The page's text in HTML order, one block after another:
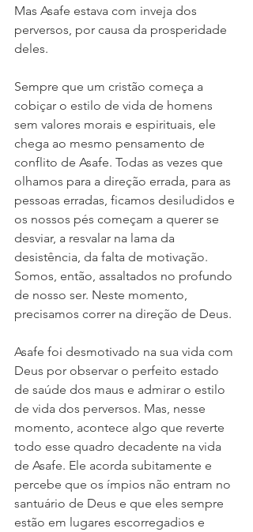
Mas Asafe estava com inveja dos
perversos, por causa da prosperidade
deles.
Sempre que um cristão começa a
cobiçar o estilo de vida de homens
sem valores morais e espirituais, ele
chega ao mesmo pensamento de
conflito de Asafe. Todas as vezes que
olhamos para a direção errada, para as
pessoas erradas, ficamos desiludidos e
os nossos pés começam a querer se
desviar, a resvalar na lama da
desistência, da falta de motivação.
Somos, então, assaltados no profundo
de nosso ser. Neste momento,
precisamos correr na direção de Deus.
Asafe foi desmotivado na sua vida com
Deus por observar o perfeito estado
de saúde dos maus e admirar o estilo
de vida dos perversos. Mas, nesse
momento, acontece algo que reverte
todo esse quadro decadente na vida
de Asafe. Ele acorda subitamente e
percebe que os ímpios não entram no
santuário de Deus e que eles sempre
estão em lugares escorregadios e